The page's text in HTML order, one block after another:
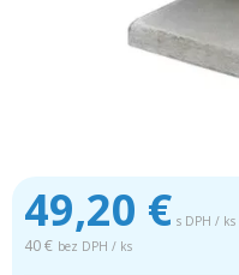
49,20 € s DPH / ks
40 € bez DPH / ks